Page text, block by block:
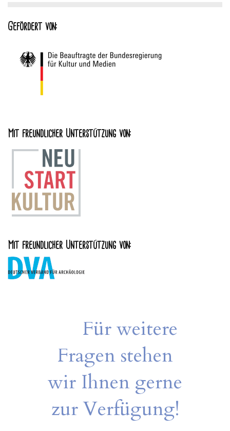
Gefördert von:
Mit freundlicher Unterstützung von:
Mit freundlicher Unterstützung von:
Für weitere
Fragen stehen
wir Ihnen gerne
zur Verfügung!